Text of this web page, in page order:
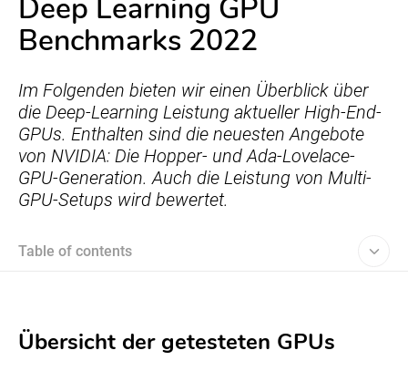
Deep Learning GPU
Benchmarks 2022
Im Folgenden bieten wir einen Überblick über
die Deep-Learning Leistung aktueller High-End-
GPUs. Enthalten sind die neuesten Angebote
von NVIDIA: Die Hopper- und Ada-Lovelace-
GPU-Generation. Auch die Leistung von Multi-
GPU-Setups wird bewertet.
Table of contents
Übersicht der getesteten GPUs